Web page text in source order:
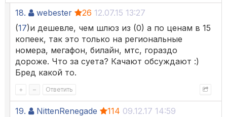
18. webester 26 12.07.15 13:27
(17)и дешевле, чем шлюз из (0) а по ценам в 15
копеек, так это только на региональные
номера, мегафон, билайн, мтс, гораздо
дороже. Что за суета? Качают обсуждают :)
Бред какой то.
+ – Ответить
19. NittenRenegade 114 09.12.17 14:59